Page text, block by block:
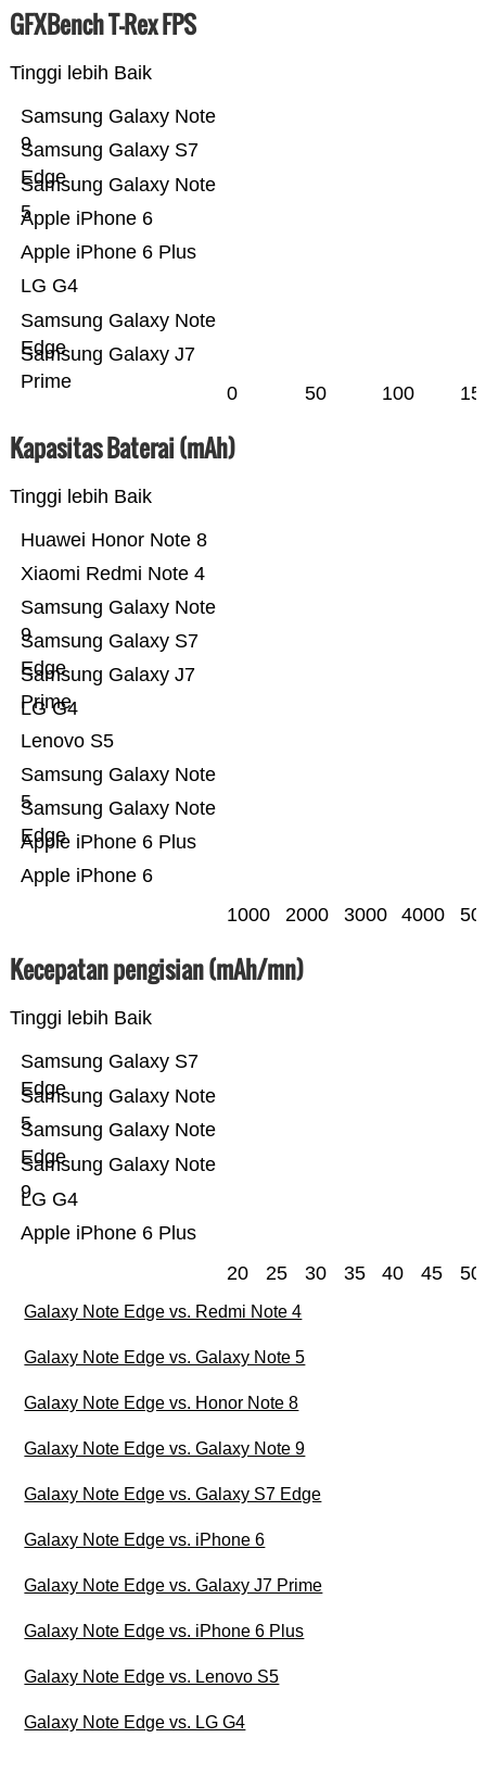
GFXBench T-Rex FPS
Tinggi lebih Baik
Samsung Galaxy J7
Prime
Samsung Galaxy Note
Edge
LG G4
Apple iPhone 6 Plus
Apple iPhone 6
Samsung Galaxy Note
5
Samsung Galaxy S7
Edge
Samsung Galaxy Note
9
0 50 100
Kapasitas Baterai (mAh)
Tinggi lebih Baik
Apple iPhone 6
Apple iPhone 6 Plus
Samsung Galaxy Note
Edge
Samsung Galaxy Note
5
Lenovo S5
LG G4
Samsung Galaxy J7
Prime
Samsung Galaxy S7
Edge
Samsung Galaxy Note
9
Xiaomi Redmi Note 4
Huawei Honor Note 8
1000 2000 3000 4000
Kecepatan pengisian (mAh/mn)
Tinggi lebih Baik
Apple iPhone 6 Plus
LG G4
Samsung Galaxy Note
9
Samsung Galaxy Note
Edge
Samsung Galaxy Note
5
Samsung Galaxy S7
Edge
20 25 30 35 40 45 50
Galaxy Note Edge vs. Redmi Note 4
Galaxy Note Edge vs. Galaxy Note 5
Galaxy Note Edge vs. Honor Note 8
Galaxy Note Edge vs. Galaxy Note 9
Galaxy Note Edge vs. Galaxy S7 Edge
Galaxy Note Edge vs. iPhone 6
Galaxy Note Edge vs. Galaxy J7 Prime
Galaxy Note Edge vs. iPhone 6 Plus
Galaxy Note Edge vs. Lenovo S5
Galaxy Note Edge vs. LG G4